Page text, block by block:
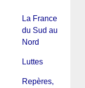
La France
du Sud au
Nord
Luttes
Repères,